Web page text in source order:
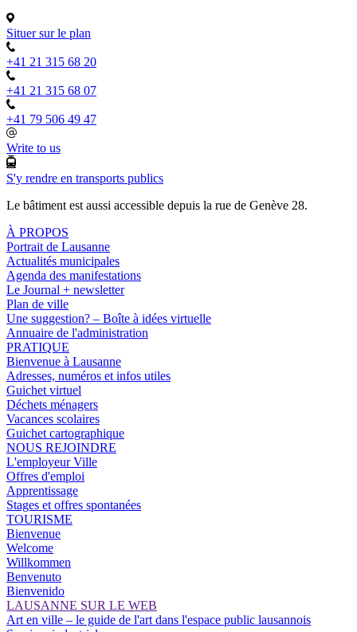
Situer sur le plan
+41 21 315 68 20
+41 21 315 68 07
+41 79 506 49 47
Write to us
S'y rendre en transports publics
Le bâtiment est aussi accessible depuis la rue de Genève 28.
À PROPOS
Portrait de Lausanne
Actualités municipales
Agenda des manifestations
Le Journal + newsletter
Plan de ville
Une suggestion? – Boîte à idées virtuelle
Annuaire de l'administration
PRATIQUE
Bienvenue à Lausanne
Adresses, numéros et infos utiles
Guichet virtuel
Déchets ménagers
Vacances scolaires
Guichet cartographique
NOUS REJOINDRE
L'employeur Ville
Offres d'emploi
Apprentissage
Stages et offres spontanées
TOURISME
Bienvenue
Welcome
Willkommen
Benvenuto
Bienvenido
LAUSANNE SUR LE WEB
Art en ville – le guide de l'art dans l'espace public lausannois